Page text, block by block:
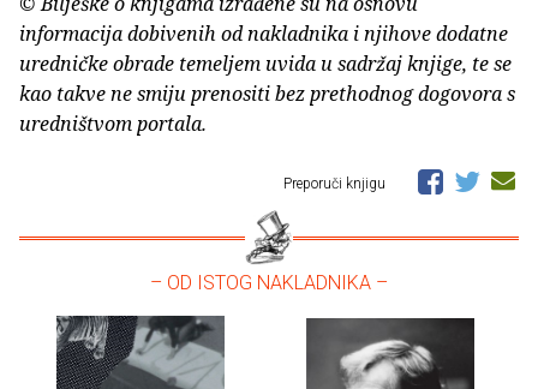
informacija dobivenih od nakladnika i njihove dodatne
uredničke obrade temeljem uvida u sadržaj knjige, te se
kao takve ne smiju prenositi bez prethodnog dogovora s
uredništvom portala.
Preporuči knjigu
– OD ISTOG NAKLADNIKA –